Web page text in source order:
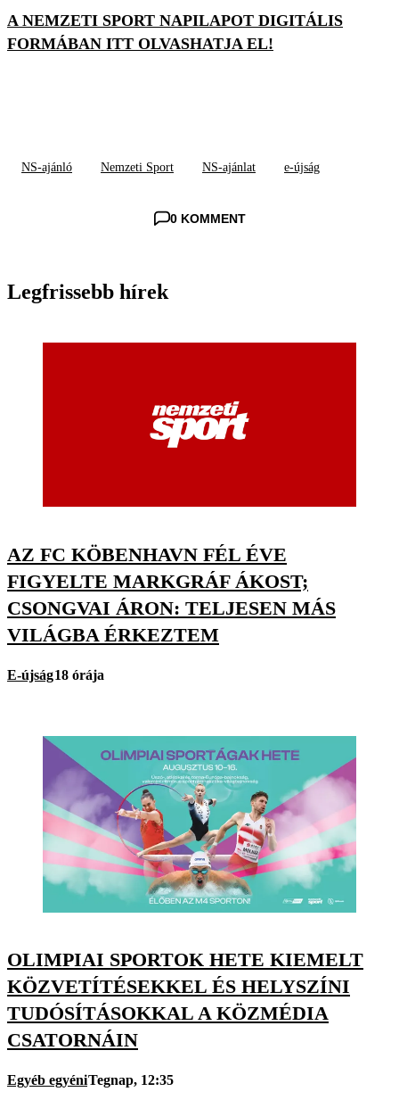
A NEMZETI SPORT NAPILAPOT DIGITÁLIS
FORMÁBAN ITT OLVASHATJA EL!
NS-ajánló Nemzeti Sport NS-ajánlat e-újság
0 KOMMENT
Legfrissebb hírek
AZ FC KÖBENHAVN FÉL ÉVE
FIGYELTE MARKGRÁF ÁKOST;
CSONGVAI ÁRON: TELJESEN MÁS
VILÁGBA ÉRKEZTEM
E-újság18 órája
OLIMPIAI SPORTOK HETE KIEMELT
KÖZVETÍTÉSEKKEL ÉS HELYSZÍNI
TUDÓSÍTÁSOKKAL A KÖZMÉDIA
CSATORNÁIN
Egyéb egyéniTegnap, 12:35